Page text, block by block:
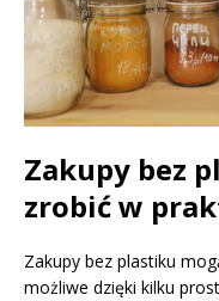
Zakupy bez
zrobić w
Zakupy bez plastiku
możliwe dzięki kilku